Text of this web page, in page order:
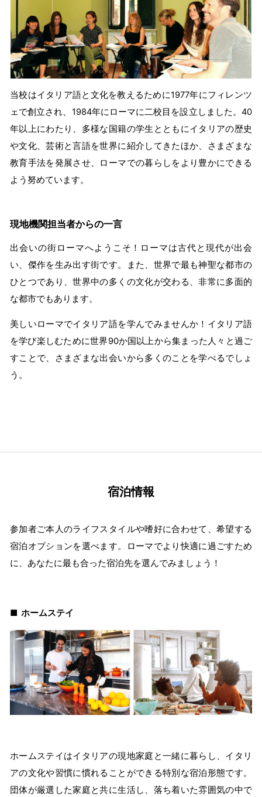
当校はイタリア語と文化を教えるために1977年にフィレンツ
ェで創立され、1984年にローマに二校目を設立しました。40
年以上にわたり、多様な国籍の学生とともにイタリアの歴史
や文化、芸術と言語を世界に紹介してきたほか、さまざまな
教育手法を発展させ、ローマでの暮らしをより豊かにできる
よう努めています。
現地機関担当者からの一言
出会いの街ローマへようこそ！ローマは古代と現代が出会
い、傑作を生み出す街です。また、世界で最も神聖な都市の
ひとつであり、世界中の多くの文化が交わる、非常に多面的
な都市でもあります。
美しいローマでイタリア語を学んでみませんか！イタリア語
を学び楽しむために世界90か国以上から集まった人々と過ご
すことで、さまざまな出会いから多くのことを学べるでしょ
う。
宿泊情報
参加者ご本人のライフスタイルや嗜好に合わせて、希望する
宿泊オプションを選べます。ローマでより快適に過ごすため
に、あなたに最も合った宿泊先を選んでみましょう！
■ ホームステイ
ホームステイはイタリアの現地家庭と一緒に暮らし、イタリ
アの文化や習慣に慣れることができる特別な宿泊形態です。
団体が厳選した家庭と共に生活し、落ち着いた雰囲気の中で